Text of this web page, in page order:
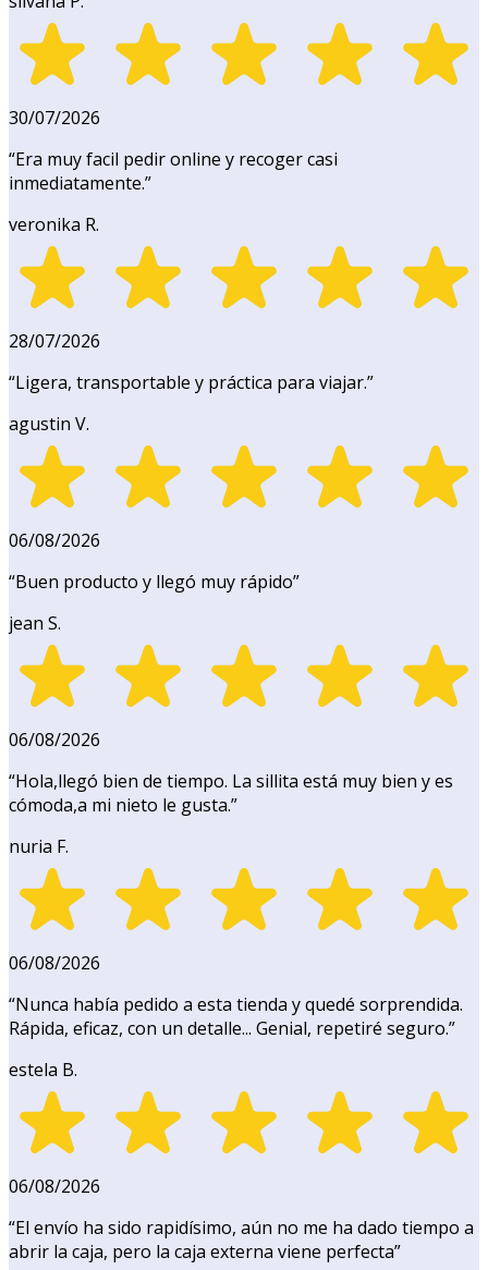
30/07/2026
“Era muy facil pedir online y recoger casi
inmediatamente.”
veronika R.
28/07/2026
“Ligera, transportable y práctica para viajar.”
agustin V.
06/08/2026
“Buen producto y llegó muy rápido”
jean S.
06/08/2026
“Hola,llegó bien de tiempo. La sillita está muy bien y es
cómoda,a mi nieto le gusta.”
nuria F.
06/08/2026
“Nunca había pedido a esta tienda y quedé sorprendida.
Rápida, eficaz, con un detalle... Genial, repetiré seguro.”
estela B.
06/08/2026
“El envío ha sido rapidísimo, aún no me ha dado tiempo a
abrir la caja, pero la caja externa viene perfecta”